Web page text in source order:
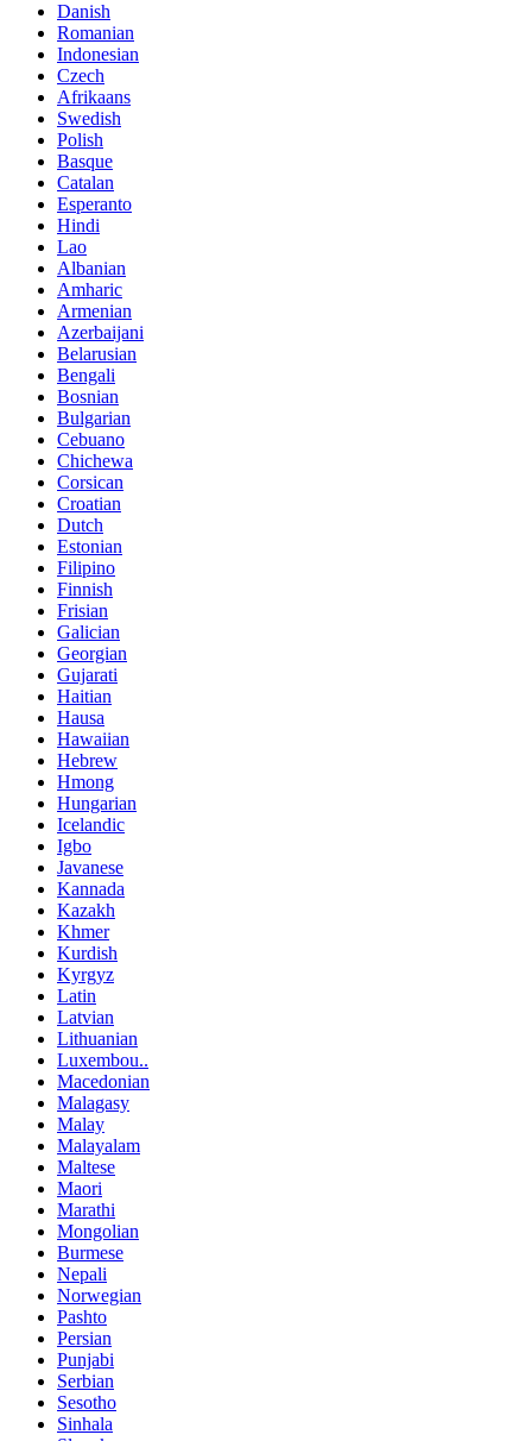
Danish
Romanian
Indonesian
Czech
Afrikaans
Swedish
Polish
Basque
Catalan
Esperanto
Hindi
Lao
Albanian
Amharic
Armenian
Azerbaijani
Belarusian
Bengali
Bosnian
Bulgarian
Cebuano
Chichewa
Corsican
Croatian
Dutch
Estonian
Filipino
Finnish
Frisian
Galician
Georgian
Gujarati
Haitian
Hausa
Hawaiian
Hebrew
Hmong
Hungarian
Icelandic
Igbo
Javanese
Kannada
Kazakh
Khmer
Kurdish
Kyrgyz
Latin
Latvian
Lithuanian
Luxembou..
Macedonian
Malagasy
Malay
Malayalam
Maltese
Maori
Marathi
Mongolian
Burmese
Nepali
Norwegian
Pashto
Persian
Punjabi
Serbian
Sesotho
Sinhala